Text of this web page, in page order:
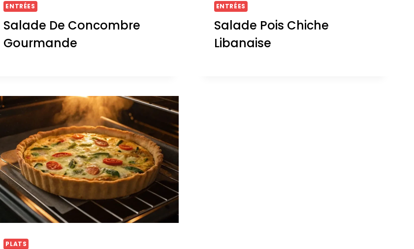
ENTRÉES
Salade De Concombre
Gourmande
ENTRÉES
Salade Pois Chiche
Libanaise
PLATS